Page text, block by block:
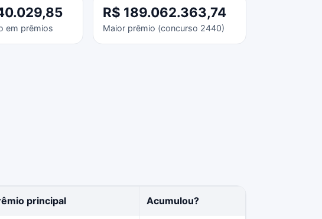
em prêmios
R$ 189.062.363,74
Maior prêmio (concurso 2440)
principal Acumulou?